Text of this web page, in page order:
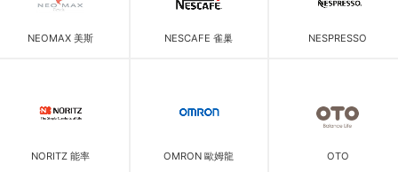
NEOMAX 美斯 NESCAFE 雀巢 NESPRESSO
NORITZ 能率 OMRON 歐姆龍 OTO